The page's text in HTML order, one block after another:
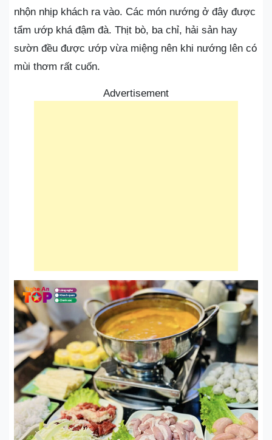
nhộn nhịp khách ra vào. Các món nướng ở đây được
tẩm ướp khá đậm đà. Thịt bò, ba chỉ, hải sản hay
sườn đều được ướp vừa miệng nên khi nướng lên có
mùi thơm rất cuốn.
Advertisement